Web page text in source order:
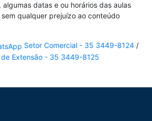
datas e ou horários das aulas
qualquer prejuízo ao conteúdo
Setor Comercial - 35 3449-8124 /
de Extensão - 35 3449-8125